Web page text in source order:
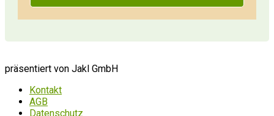
präsentiert von Jakl GmbH
Kontakt
AGB
Datenschutz